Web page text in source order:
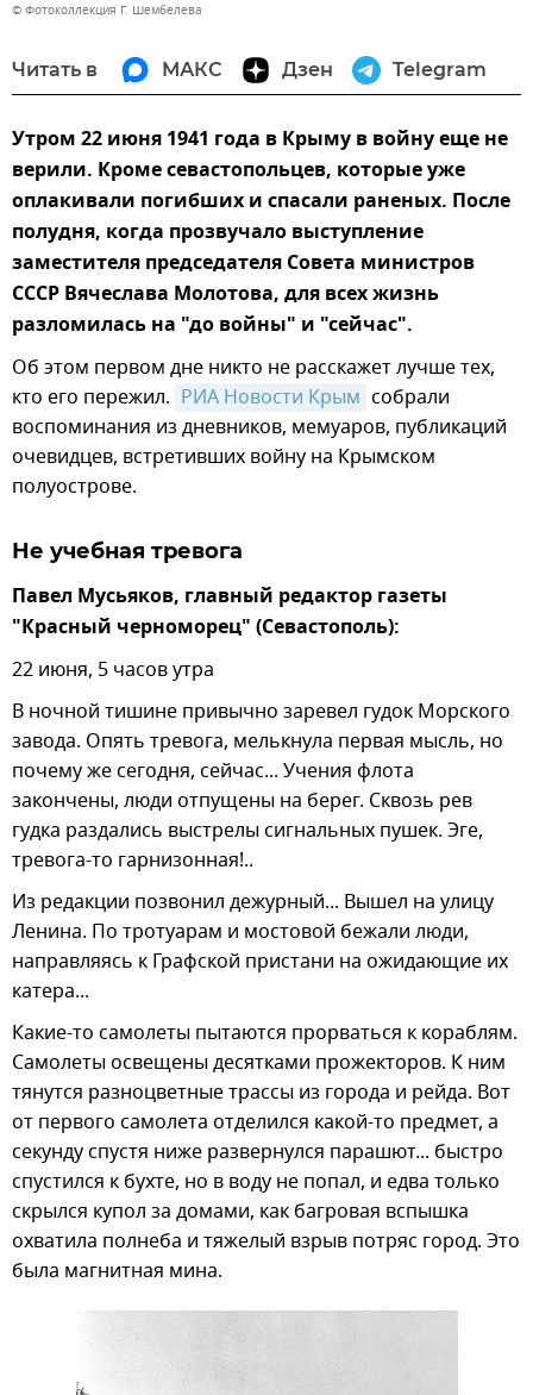
© Фотоколлекция Г. Шембелева
Читать в МАКС Дзен Telegram
Утром 22 июня 1941 года в Крыму в войну еще не
верили. Кроме севастопольцев, которые уже
оплакивали погибших и спасали раненых. После
полудня, когда прозвучало выступление
заместителя председателя Совета министров
СССР Вячеслава Молотова, для всех жизнь
разломилась на "до войны" и "сейчас".
Об этом первом дне никто не расскажет лучше тех,
кто его пережил. РИА Новости Крым собрали
воспоминания из дневников, мемуаров, публикаций
очевидцев, встретивших войну на Крымском
полуострове.
Не учебная тревога
Павел Мусьяков, главный редактор газеты
"Красный черноморец" (Севастополь):
22 июня, 5 часов утра
В ночной тишине привычно заревел гудок Морского
завода. Опять тревога, мелькнула первая мысль, но
почему же сегодня, сейчас... Учения флота
закончены, люди отпущены на берег. Сквозь рев
гудка раздались выстрелы сигнальных пушек. Эге,
тревога-то гарнизонная!..
Из редакции позвонил дежурный... Вышел на улицу
Ленина. По тротуарам и мостовой бежали люди,
направляясь к Графской пристани на ожидающие их
катера...
Какие-то самолеты пытаются прорваться к кораблям.
Самолеты освещены десятками прожекторов. К ним
тянутся разноцветные трассы из города и рейда. Вот
от первого самолета отделился какой-то предмет, а
секунду спустя ниже развернулся парашют... быстро
спустился к бухте, но в воду не попал, и едва только
скрылся купол за домами, как багровая вспышка
охватила полнеба и тяжелый взрыв потряс город. Это
была магнитная мина.